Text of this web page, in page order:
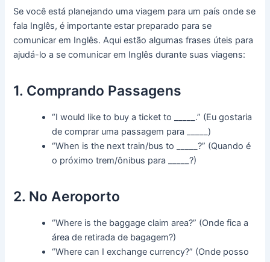
Se você está planejando uma viagem para um país onde se
fala Inglês, é importante estar preparado para se
comunicar em Inglês. Aqui estão algumas frases úteis para
ajudá-lo a se comunicar em Inglês durante suas viagens:
1. Comprando Passagens
“I would like to buy a ticket to _____.” (Eu gostaria
de comprar uma passagem para _____)
“When is the next train/bus to _____?” (Quando é
o próximo trem/ônibus para _____?)
2. No Aeroporto
“Where is the baggage claim area?” (Onde fica a
área de retirada de bagagem?)
“Where can I exchange currency?” (Onde posso